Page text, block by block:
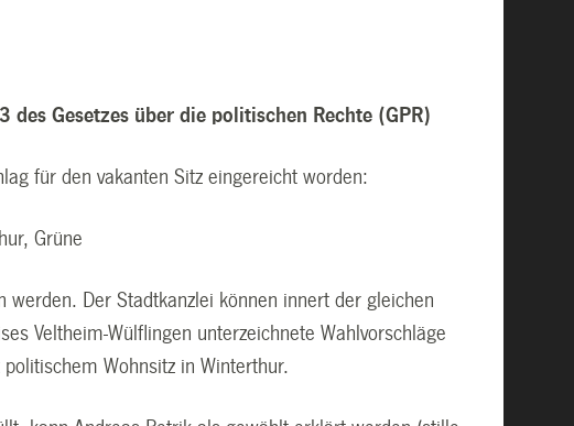
Gesetzes über die politischen Rechte (GPR)
für den vakanten Sitz eingereicht worden:
Grüne
werden. Der Stadtkanzlei können innert der gleichen
Veltheim-Wülflingen unterzeichnete Wahlvorschläge
Wohnsitz in Winterthur.